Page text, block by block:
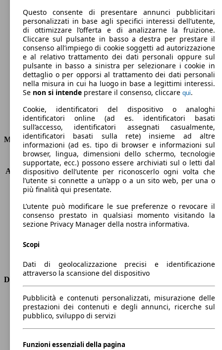
134 g/km
Emissioni di CO2 (combinato)*
Consumi
Motore e Prestazioni
KW (PS)
88 kW (120 PS)
Accelerazione (0-100 km/h)
10.3s
Velocità massima (km/h)
195 km/h
Numero di marce
6
Coppia
206 nm
Cilindrata
1368 ccm
Carburante
GPL
Trasmissione
Dimensioni
Lunghezza
4350 mm
Altezza
1460 mm
Larghezza
Peso massimo
1785 kg
Questo consente di presentare annunci pubblicitari
personalizzati in base agli specifici interessi dell’utente,
di ottimizzare l’offerta e di analizzarne la fruizione.
Cliccare sul pulsante in basso a destra per prestare il
consenso all’impiego di cookie soggetti ad autorizzazione
e al relativo trattamento dei dati personali oppure sul
pulsante in basso a sinistra per selezionare i cookie in
dettaglio o per opporsi al trattamento dei dati personali
nella misura in cui ha luogo in base a legittimi interessi.
Se non si intende prestare il consenso, cliccare qui.
Cookie, identificatori del dispositivo o analoghi
identificatori online (ad es. identificatori basati
sull’accesso, identificatori assegnati casualmente,
identificatori basati sulla rete) insieme ad altre
informazioni (ad es. tipo di browser e informazioni sul
browser, lingua, dimensioni dello schermo, tecnologie
supportate, ecc.) possono essere archiviati sul o letti dal
dispositivo dell’utente per riconoscerlo ogni volta che
l’utente si connette a un’app o a un sito web, per una o
più finalità qui presentate.
L’utente può modificare le sue preferenze o revocare il
consenso prestato in qualsiasi momento visitando la
sezione Privacy Manager della nostra informativa.
Scopi
Dati di geolocalizzazione precisi e identificazione
attraverso la scansione del dispositivo
Pubblicità e contenuti personalizzati, misurazione delle
prestazioni dei contenuti e degli annunci, ricerche sul
pubblico, sviluppo di servizi
Funzioni essenziali della pagina